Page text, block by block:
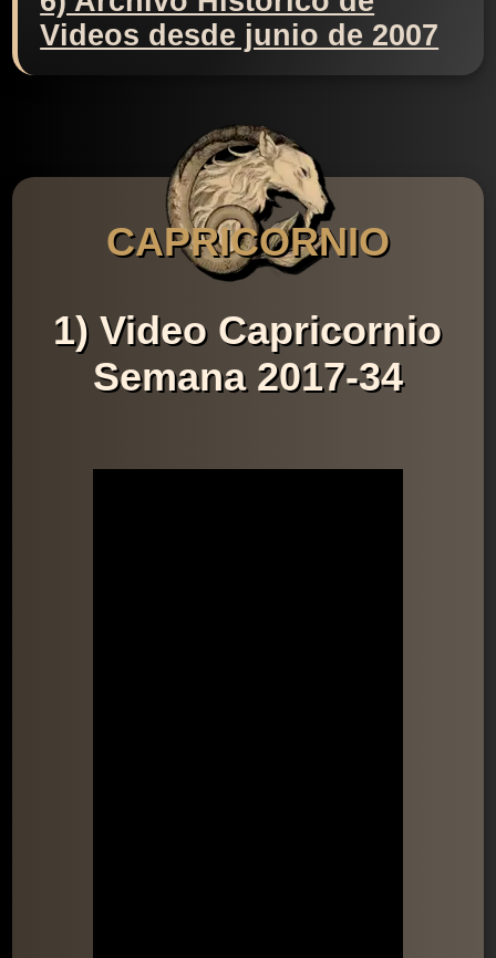
Videos desde junio de 2007
CAPRICORNIO
1) Video Capricornio
Semana 2017-34